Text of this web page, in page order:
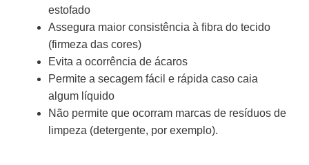
estofado
Assegura maior consistência à fibra do tecido
(firmeza das cores)
Evita a ocorrência de ácaros
Permite a secagem fácil e rápida caso caia
algum líquido
Não permite que ocorram marcas de resíduos de
limpeza (detergente, por exemplo).